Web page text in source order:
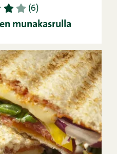
4 5 (6)
munakasrulla